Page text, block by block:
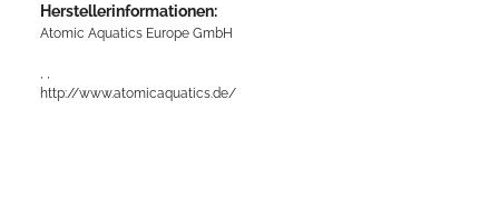
Herstellerinformationen:
Atomic Aquatics Europe GmbH
http://www.atomicaquatics.de/